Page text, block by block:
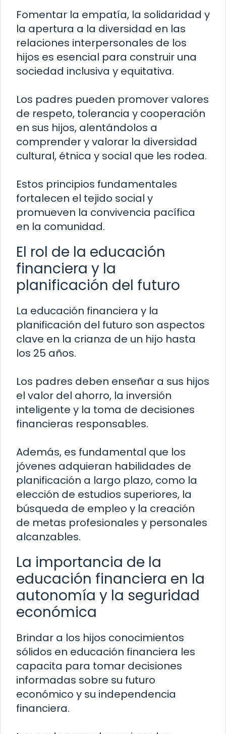
Fomentar la empatía, la solidaridad y
la apertura a la diversidad en las
relaciones interpersonales de los
hijos es esencial para construir una
sociedad inclusiva y equitativa.
Los padres pueden promover valores
de respeto, tolerancia y cooperación
en sus hijos, alentándolos a
comprender y valorar la diversidad
cultural, étnica y social que les rodea.
Estos principios fundamentales
fortalecen el tejido social y
promueven la convivencia pacífica
en la comunidad.
El rol de la educación
financiera y la
planificación del futuro
La educación financiera y la
planificación del futuro son aspectos
clave en la crianza de un hijo hasta
los 25 años.
Los padres deben enseñar a sus hijos
el valor del ahorro, la inversión
inteligente y la toma de decisiones
financieras responsables.
Además, es fundamental que los
jóvenes adquieran habilidades de
planificación a largo plazo, como la
elección de estudios superiores, la
búsqueda de empleo y la creación
de metas profesionales y personales
alcanzables.
La importancia de la
educación financiera en la
autonomía y la seguridad
económica
Brindar a los hijos conocimientos
sólidos en educación financiera les
capacita para tomar decisiones
informadas sobre su futuro
económico y su independencia
financiera.